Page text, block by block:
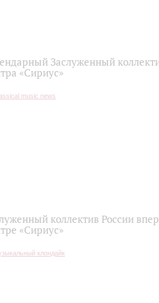
Заслуженный
«Сириус»
коллектив России
«Сириус»